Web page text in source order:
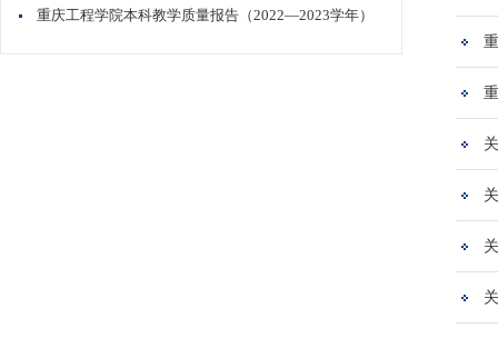
重庆工程学院本科教学质量报告（2022—2023学年）